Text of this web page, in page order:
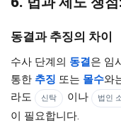
동결과 추징의 차이
수사 단계의 동결은 임
통한 추징 또는 몰수와
라도
신탁 이나 법인
이 필요합니다.